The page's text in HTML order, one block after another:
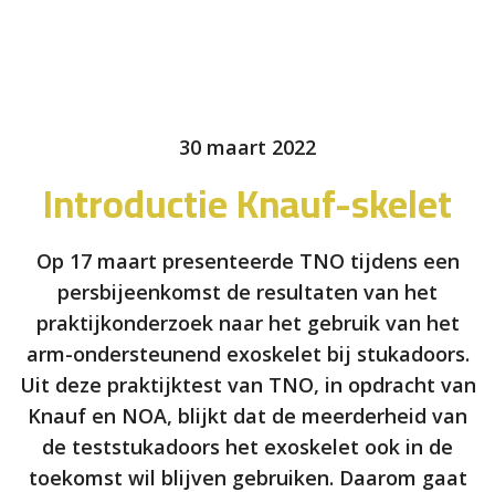
30 maart 2022
Introductie Knauf-skelet
Op 17 maart presenteerde TNO tijdens een
persbijeenkomst de resultaten van het
praktijkonderzoek naar het gebruik van het
arm-ondersteunend exoskelet bij stukadoors.
Uit deze praktijktest van TNO, in opdracht van
Knauf en NOA, blijkt dat de meerderheid van
de teststukadoors het exoskelet ook in de
toekomst wil blijven gebruiken. Daarom gaat